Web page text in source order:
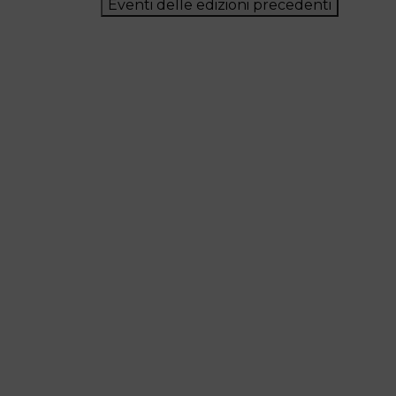
Eventi delle edizioni precedenti